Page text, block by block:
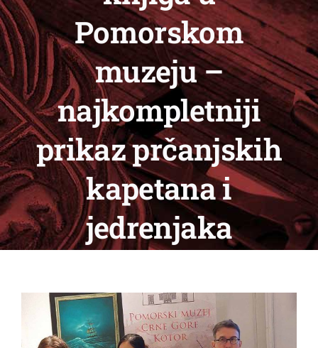
Pomorskom
muzeju –
najkompletniji
prikaz prčanjskih
kapetana i
jedrenjaka
Larger
Image